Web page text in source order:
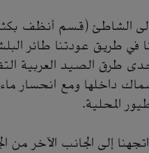
الشاطئ (قسم أنظف
في طريق عودتنا طائر
طرق الصيد العربية
داخلها ومع انحسار ماء
المحلية.
إلى الجانب الآخر من